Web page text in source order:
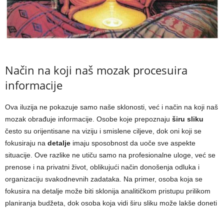
Način na koji naš mozak procesuira
informacije
Ova iluzija ne pokazuje samo naše sklonosti, već i način na koji naš
mozak obrađuje informacije. Osobe koje prepoznaju širu sliku
često su orijentisane na viziju i smislene ciljeve, dok oni koji se
fokusiraju na detalje imaju sposobnost da uoče sve aspekte
situacije. Ove razlike ne utiču samo na profesionalne uloge, već se
prenose i na privatni život, oblikujući način donošenja odluka i
organizaciju svakodnevnih zadataka. Na primer, osoba koja se
fokusira na detalje može biti sklonija analitičkom pristupu prilikom
planiranja budžeta, dok osoba koja vidi širu sliku može lakše doneti